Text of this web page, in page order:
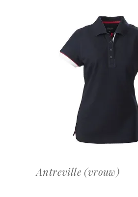
OFFERTEAANVRAAG
Antreville (vrouw)